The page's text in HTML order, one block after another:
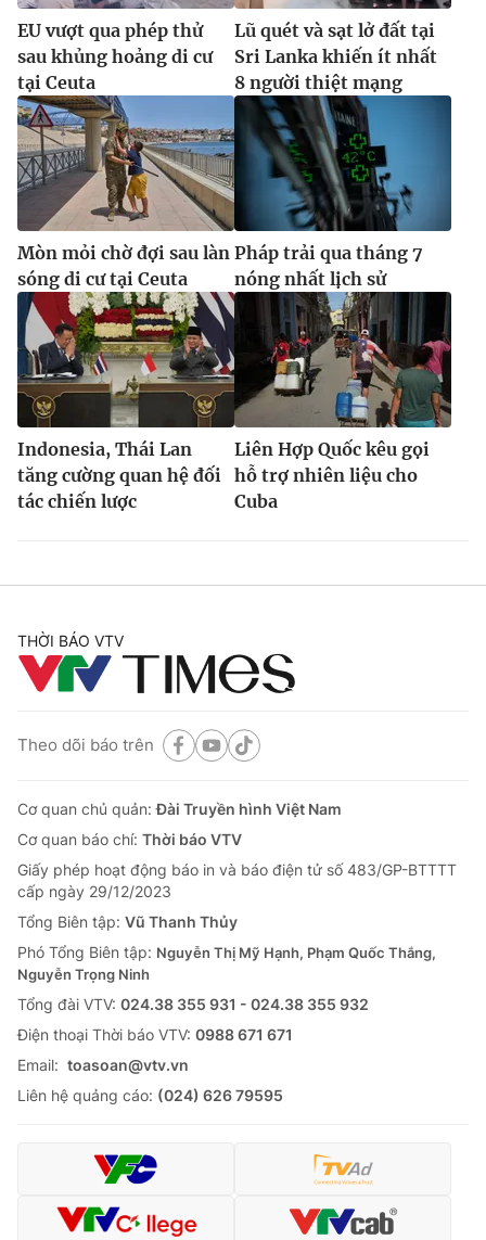
EU vượt qua phép thử
sau khủng hoảng di cư
tại Ceuta
Lũ quét và sạt lở đất tại
Sri Lanka khiến ít nhất
8 người thiệt mạng
Mòn mỏi chờ đợi sau làn
sóng di cư tại Ceuta
Pháp trải qua tháng 7
nóng nhất lịch sử
Indonesia, Thái Lan
tăng cường quan hệ đối
tác chiến lược
Liên Hợp Quốc kêu gọi
hỗ trợ nhiên liệu cho
Cuba
THỜI BÁO VTV
Theo dõi báo trên
Cơ quan chủ quản:Đài Truyền hình Việt Nam
Cơ quan báo chí: Thời báo VTV
Giấy phép hoạt động báo in và báo điện tử số 483/GP-BTTTT
cấp ngày 29/12/2023
Tổng Biên tập: Vũ Thanh Thủy
Phó Tổng Biên tập: Nguyễn Thị Mỹ Hạnh, Phạm Quốc Thắng,
Nguyễn Trọng Ninh
Tổng đài VTV: 024.38 355 931 - 024.38 355 932
Ðiện thoại Thời báo VTV: 0988 671 671
Email: toasoan@vtv.vn
Liên hệ quảng cáo: (024) 626 79595